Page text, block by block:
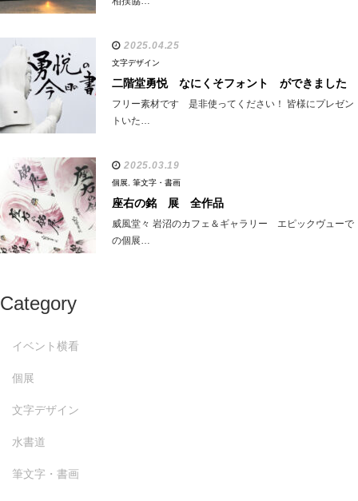
2025.04.25
文字デザイン
二階堂勇悦 なにくそフォント ができました
フリー素材です 是非使ってください！ 皆様にプレゼン
トいた…
2025.03.19
個展 筆文字・書画
座右の銘 展 全作品
威風堂々 岩沼のカフェ＆ギャラリー エピックヴューで
の個展…
Category
イベント横看
個展
文字デザイン
水書道
筆文字・書画